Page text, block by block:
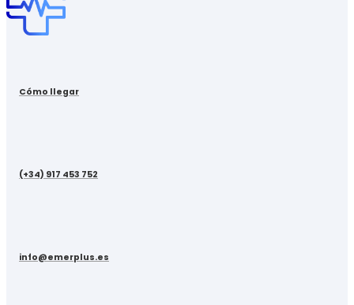
Cómo llegar
(+34) 917 453 752
info@emerplus.es